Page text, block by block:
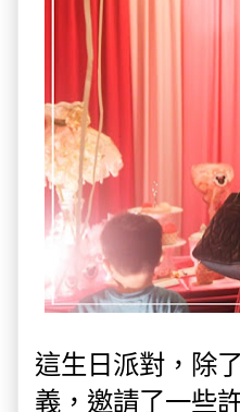
這生日派對，除
義，邀請了一些